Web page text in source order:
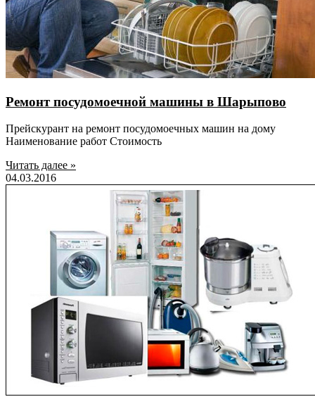
Ремонт посудомоечной машины в Шарыпово
Прейскурант на ремонт посудомоечных машин на дому
Наименование работ Стоимость
Читать далее »
04.03.2016